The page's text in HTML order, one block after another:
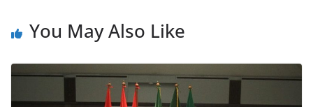
You May Also Like